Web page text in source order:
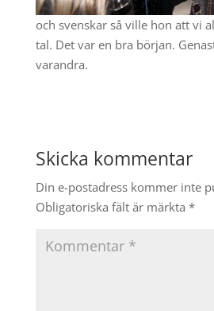
och svenskar så ville hon att vi
tal. Det var en bra början.
varandra.
Skicka kommentar
Din e-postadress kommer inte
Obligatoriska fält är märkta *